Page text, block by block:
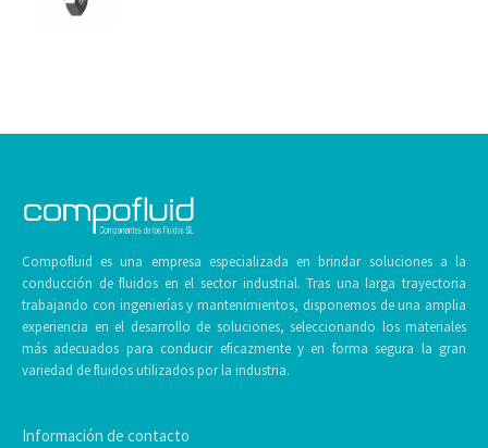
Compofluid es una empresa especializada en brindar soluciones a la
conducción de fluidos en el sector industrial. Tras una larga trayectoria
trabajando con ingenierías y mantenimientos, disponemos de una amplia
experiencia en el desarrollo de soluciones, seleccionando los materiales
más adecuados para conducir eficazmente y en forma segura la gran
variedad de fluidos utilizados por la industria.
Información de contacto